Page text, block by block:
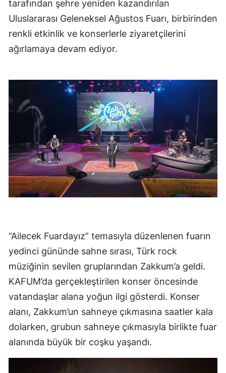
tarafından şehre yeniden kazandırılan
Uluslararası Geleneksel Ağustos Fuarı, birbirinden
renkli etkinlik ve konserlerle ziyaretçilerini
ağırlamaya devam ediyor.
“Ailecek Fuardayız” temasıyla düzenlenen fuarın
yedinci gününde sahne sırası, Türk rock
müziğinin sevilen gruplarından Zakkum’a geldi.
KAFUM’da gerçekleştirilen konser öncesinde
vatandaşlar alana yoğun ilgi gösterdi. Konser
alanı, Zakkum’un sahneye çıkmasına saatler kala
dolarken, grubun sahneye çıkmasıyla birlikte fuar
alanında büyük bir coşku yaşandı.